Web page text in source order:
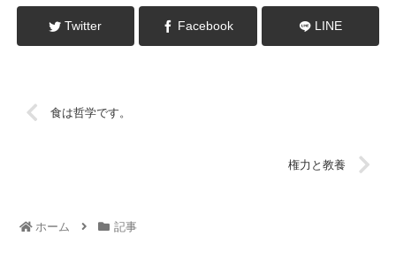
Twitter Facebook LINE
食は哲学です。
権力と教養
ホーム 記事